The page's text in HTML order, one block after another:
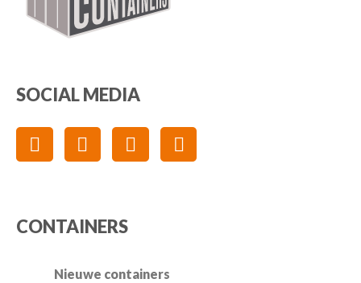
SOCIAL MEDIA
CONTAINERS
Nieuwe containers